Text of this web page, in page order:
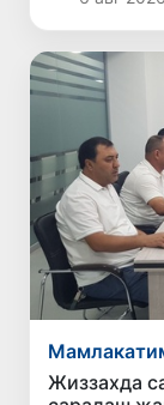
мумкин
Жиззахда